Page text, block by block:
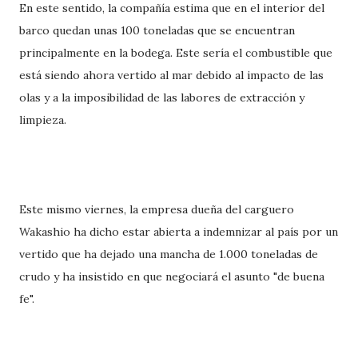
En este sentido, la compañía estima que en el interior del
barco quedan unas 100 toneladas que se encuentran
principalmente en la bodega. Este sería el combustible que
está siendo ahora vertido al mar debido al impacto de las
olas y a la imposibilidad de las labores de extracción y
limpieza.
Este mismo viernes, la empresa dueña del carguero
Wakashio ha dicho estar abierta a indemnizar al país por un
vertido que ha dejado una mancha de 1.000 toneladas de
crudo y ha insistido en que negociará el asunto "de buena
fe".